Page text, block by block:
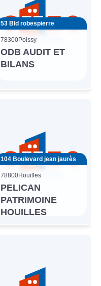
53 Bld robespierre
78300Poissy
ODB AUDIT ET
BILANS
104 Boulevard jean jaurès
78800Houilles
PELICAN
PATRIMOINE
HOUILLES